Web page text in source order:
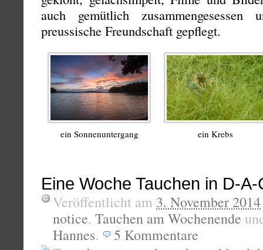
auch gemütlich
preussische Freundschaft gepflegt.
ein Sonnenuntergang ein Krebs
Eine Woche Tauchen in D-A-
Veröffentlicht am 3. November 2014
notice, Tauchen am Wochenende
Hannes. 5 Kommentare